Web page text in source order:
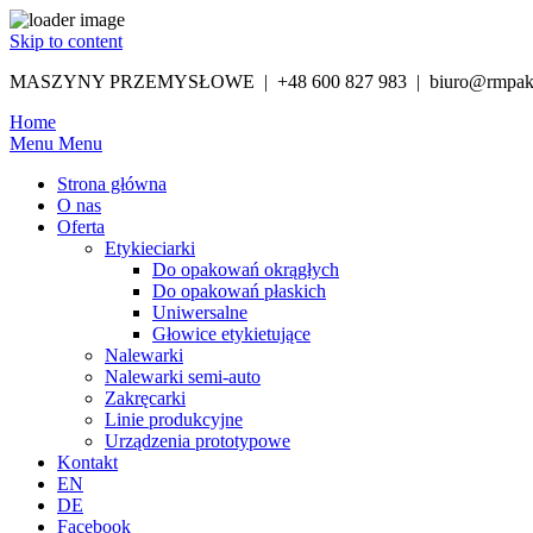
Skip to content
MASZYNY PRZEMYSŁOWE | +48 600 827 983 |
Home
Menu Menu
Strona główna
O nas
Oferta
Etykieciarki
Do opakowań okrągłych
Do opakowań płaskich
Uniwersalne
Głowice etykietujące
Nalewarki
Nalewarki semi-auto
Zakręcarki
Linie produkcyjne
Urządzenia prototypowe
Kontakt
EN
DE
Facebook